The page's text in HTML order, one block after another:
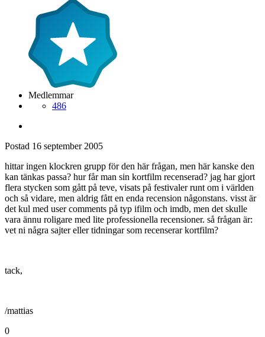
Medlemmar
486
Postad 16 september 2005
hittar ingen klockren grupp för den här frågan, men här kanske den
kan tänkas passa? hur får man sin kortfilm recenserad? jag har gjort
flera stycken som gått på teve, visats på festivaler runt om i världen
och så vidare, men aldrig fått en enda recension någonstans. visst är
det kul med user comments på typ ifilm och imdb, men det skulle
vara ännu roligare med lite professionella recensioner. så frågan är:
vet ni några sajter eller tidningar som recenserar kortfilm?
tack,
/mattias
0